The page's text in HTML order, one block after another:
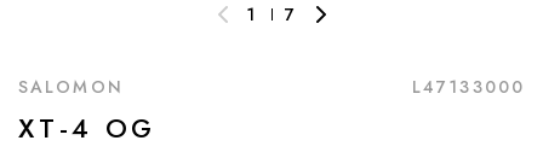
1 7
SALOMON L47133000
XT-4 OG